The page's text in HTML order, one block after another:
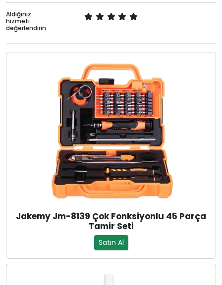
Aldığınız
hizmeti
değerlendirin:
Jakemy Jm-8139 Çok Fonksiyonlu 45 Parça
Tamir Seti
Satın Al